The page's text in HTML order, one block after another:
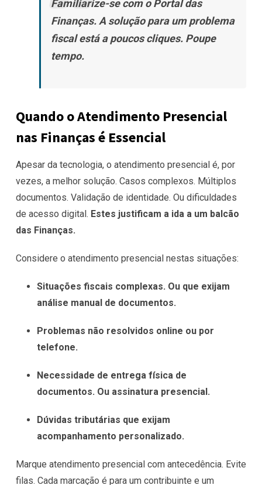
Familiarize-se com o Portal das
Finanças. A solução para um problema
fiscal está a poucos cliques. Poupe
tempo.
Quando o Atendimento Presencial
nas Finanças é Essencial
Apesar da tecnologia, o atendimento presencial é, por
vezes, a melhor solução. Casos complexos. Múltiplos
documentos. Validação de identidade. Ou dificuldades
de acesso digital. Estes justificam a ida a um balcão
das Finanças.
Considere o atendimento presencial nestas situações:
Situações fiscais complexas. Ou que exijam
análise manual de documentos.
Problemas não resolvidos online ou por
telefone.
Necessidade de entrega física de
documentos. Ou assinatura presencial.
Dúvidas tributárias que exijam
acompanhamento personalizado.
Marque atendimento presencial com antecedência. Evite
filas. Cada marcação é para um contribuinte e um